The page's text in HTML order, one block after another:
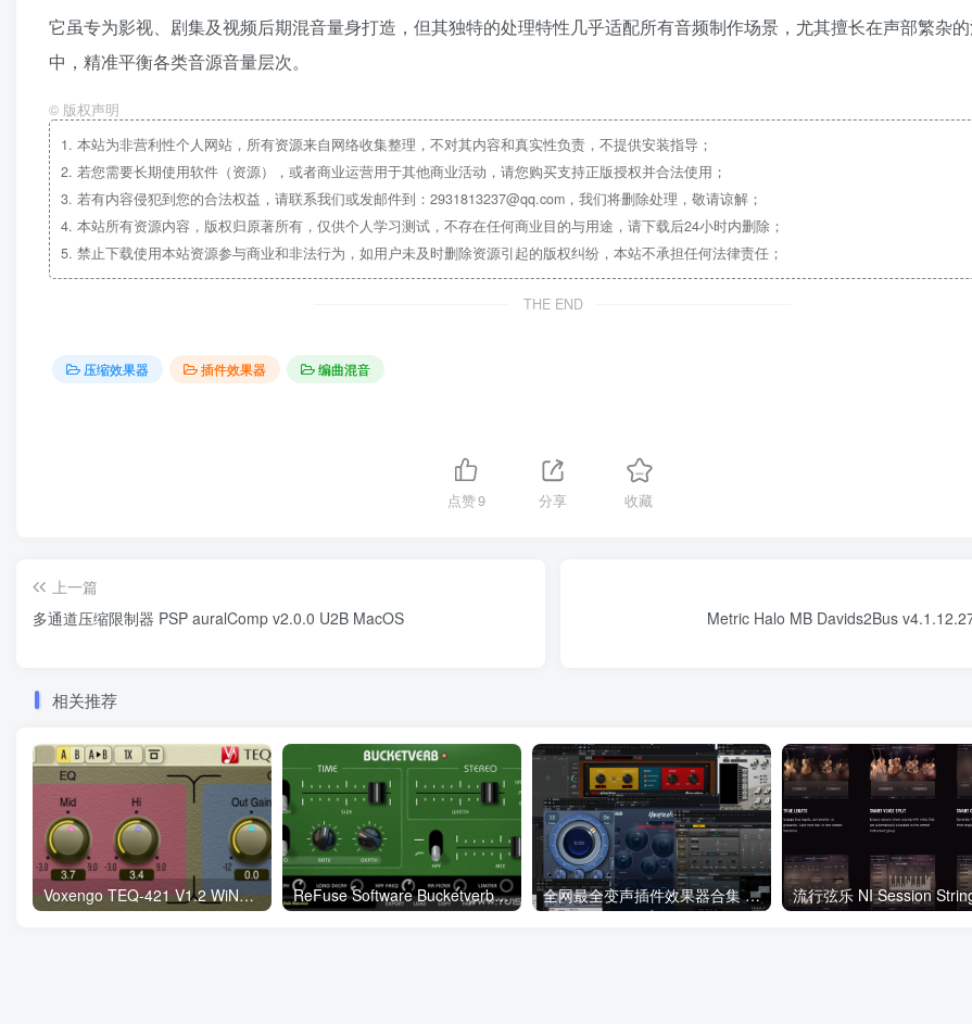
它虽专为影视、剧集及视频后期混音量身打造，但其独特的处理特性几乎适配所有音频制作场景，尤其擅长在声部繁杂
中，精准平衡各类音源音量层次。
© 版权声明
1. 本站为非营利性个人网站，所有资源来自网络收集整理，不对其内容和真实性负责，不提供安装指导；
2. 若您需要长期使用软件（资源），或者商业运营用于其他商业活动，请您购买支持正版授权并合法使用；
3. 若有内容侵犯到您的合法权益，请联系我们或发邮件到：2931813237@qq.com，我们将删除处理，敬请谅解；
4. 本站所有资源内容，版权归原著所有，仅供个人学习测试，不存在任何商业目的与用途，请下载后24小时内删除；
5. 禁止下载使用本站资源参与商业和非法行为，如用户未及时删除资源引起的版权纠纷，本站不承担任何法律责任；
THE END
压缩效果器 插件效果器 编曲混音
点赞9 分享 收藏
上一篇
多通道压缩限制器 PSP auralComp v2.0.0 U2B MacOS
Metric Halo MB Davids2Bus
相关推荐
Voxengo TEQ-421 V1.2 WiN&MAC ReFuse Software Bucketverb v1.3.0.1 Incl Patched and Keygen-R2R WiN 全网最全变声插件效果器合集 包含八款变声插件 WIN